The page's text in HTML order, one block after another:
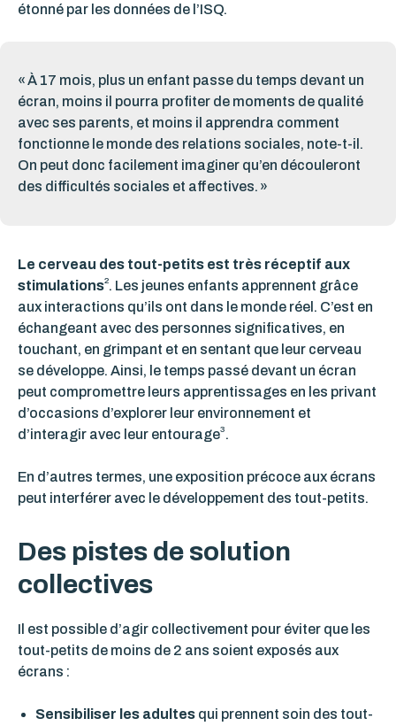
étonné par les données de l’ISQ.
« À 17 mois, plus un enfant passe du temps devant un
écran, moins il pourra profiter de moments de qualité
avec ses parents, et moins il apprendra comment
fonctionne le monde des relations sociales, note-t-il.
On peut donc facilement imaginer qu’en découleront
des difficultés sociales et affectives. »
Le cerveau des tout-petits est très réceptif aux
stimulations2. Les jeunes enfants apprennent grâce
aux interactions qu’ils ont dans le monde réel. C’est en
échangeant avec des personnes significatives, en
touchant, en grimpant et en sentant que leur cerveau
se développe. Ainsi, le temps passé devant un écran
peut compromettre leurs apprentissages en les privant
d’occasions d’explorer leur environnement et
d’interagir avec leur entourage3 .
En d’autres termes, une exposition précoce aux écrans
peut interférer avec le développement des tout-petits.
Des pistes de solution
collectives
Il est possible d’agir collectivement pour éviter que les
tout-petits de moins de 2 ans soient exposés aux
écrans :
Sensibiliser les adultes qui prennent soin des tout-